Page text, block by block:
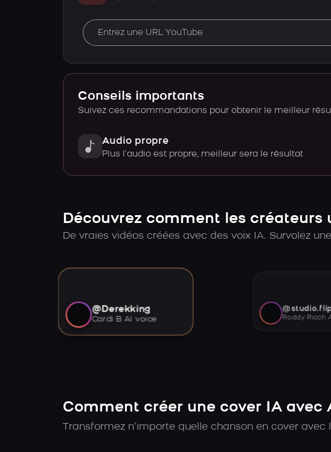
Conseils importants
Suivez ces recommandations pour obtenir le meilleur
Audio propre
Plus l’audio est propre, meilleur sera le résultat
Découvrez comment les créateurs
De vraies vidéos créées avec des voix IA. Survolez
@Derekking
Cardi B AI voice Roddy Ricch
Comment créer une cover IA avec
Transformez n’importe quelle chanson en cover